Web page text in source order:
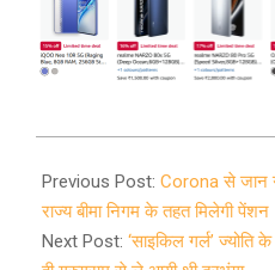
05-
31
Previous Post: Corona से जान
राज्य बीमा निगम के तहत मिलेगी पेंशन
Next Post: ‘साइकिल गर्ल’ ज्योति